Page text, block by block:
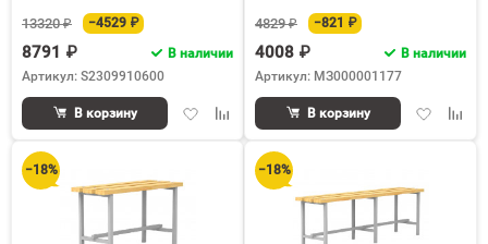
13320 ₽ −4529 ₽
8791 ₽
В наличии
Артикул: S2309910600
ДобавитьДобавить
сравнению
В корзину
4829 ₽ −821 ₽
4008 ₽
В наличии
Артикул: МЗ000001177
Добавить
В корзину
−18% −18%